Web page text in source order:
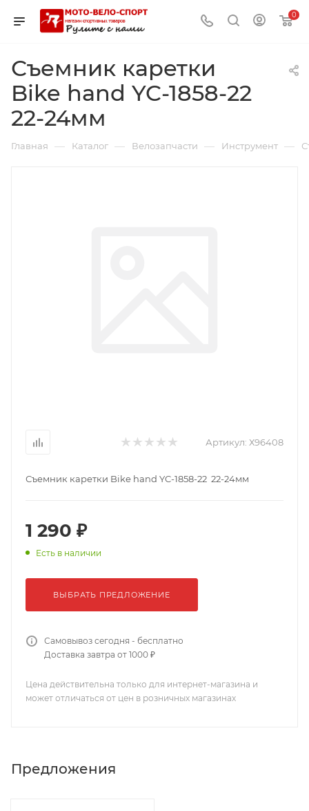
0
Съемник каретки
Bike hand YC-1858-22
22-24мм
Главная — Каталог — Велозапчасти — Инструмент —
Артикул: Х96408
Съемник каретки Bike hand YC-1858-22 22-24мм
1 290 ₽
Есть в наличии
ВЫБРАТЬ ПРЕДЛОЖЕНИЕ
Самовывоз сегодня - бесплатно
Доставка завтра от 1000 ₽
Цена действительна только для интернет-магазина и
может отличаться от цен в розничных магазинах
Предложения